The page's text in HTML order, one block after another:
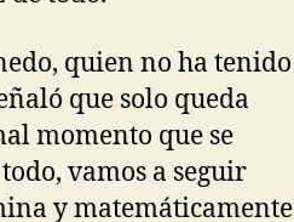
quien no ha tenido
que solo queda
momento que se
vamos a seguir
y matemáticamente